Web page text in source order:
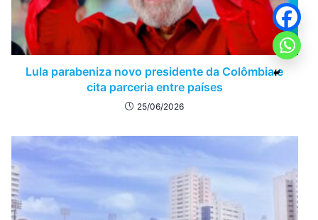
Lula parabeniza novo presidente da Colômbia e
cita parceria entre países
25/06/2026